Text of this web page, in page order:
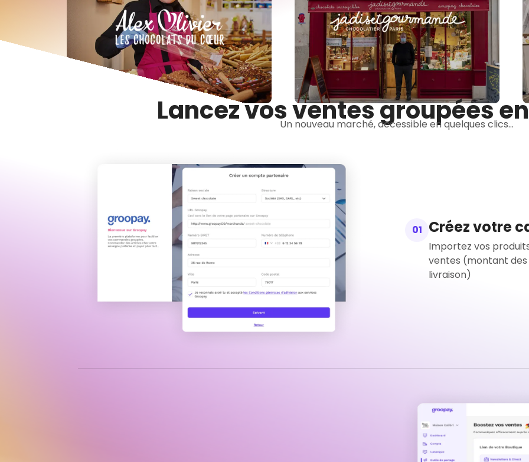
Lancez vos ventes groupées
Un nouveau marché, accessible en quelques clics...
01 Créez votre
Importez vos
ventes (montant
livraison)